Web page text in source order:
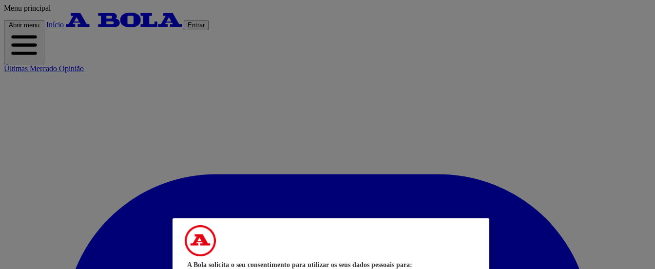
Menu principal
Abrir menu Início Entrar
Últimas Mercado Opinião
A Bola solicita o seu consentimento para utilizar os seus dados pessoais para: